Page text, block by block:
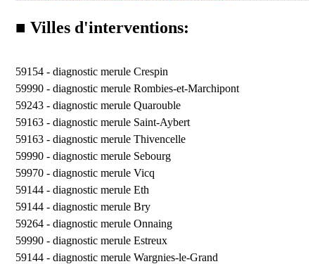
■ Villes d'interventions:
59154 - diagnostic merule Crespin
59990 - diagnostic merule Rombies-et-Marchipont
59243 - diagnostic merule Quarouble
59163 - diagnostic merule Saint-Aybert
59163 - diagnostic merule Thivencelle
59990 - diagnostic merule Sebourg
59970 - diagnostic merule Vicq
59144 - diagnostic merule Eth
59144 - diagnostic merule Bry
59264 - diagnostic merule Onnaing
59990 - diagnostic merule Estreux
59144 - diagnostic merule Wargnies-le-Grand